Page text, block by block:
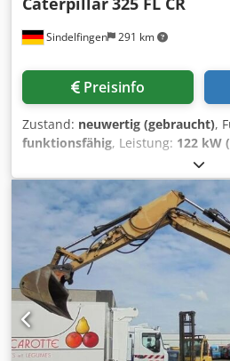
Sindelfingen 291 km
Preisinfo
Zustand: neuwertig (gebraucht),
funktionsfähig, Leistung: 122 kW
3.800 h
* 3.800 Stunden * Monoausleger
Klima * Kamera System *
Schnellwechsler Oilquick OQ70/
Dodpfx Ajzdn Syoptjck *
Einsatzgew 25.000kg * 1 x